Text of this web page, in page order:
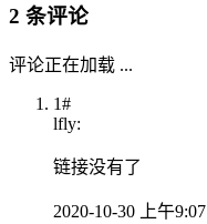
2 条评论
评论正在加载 ...
1#
lfly:
链接没有了
2020-10-30 上午9:07